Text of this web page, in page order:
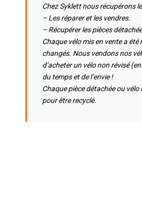
Chez Syklett nous récupérons
– Les réparer et les vendres.
– Récupérer les pièces
Chaque vélo mis en vente a
changés. Nous vendons nos
d’acheter un vélo non révisé
du temps et de l’envie !
Chaque pièce détachée ou
pour être recyclé.